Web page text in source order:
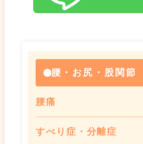
腰・お尻・股関節
腰痛
すべり症・分離症